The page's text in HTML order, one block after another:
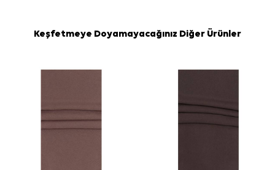
Keşfetmeye Doyamayacağınız Diğer Ürünler